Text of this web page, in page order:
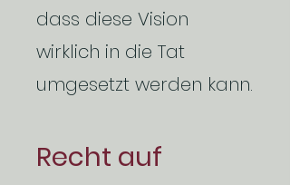
dass diese Vision
wirklich in die Tat
umgesetzt werden kann.
Recht auf